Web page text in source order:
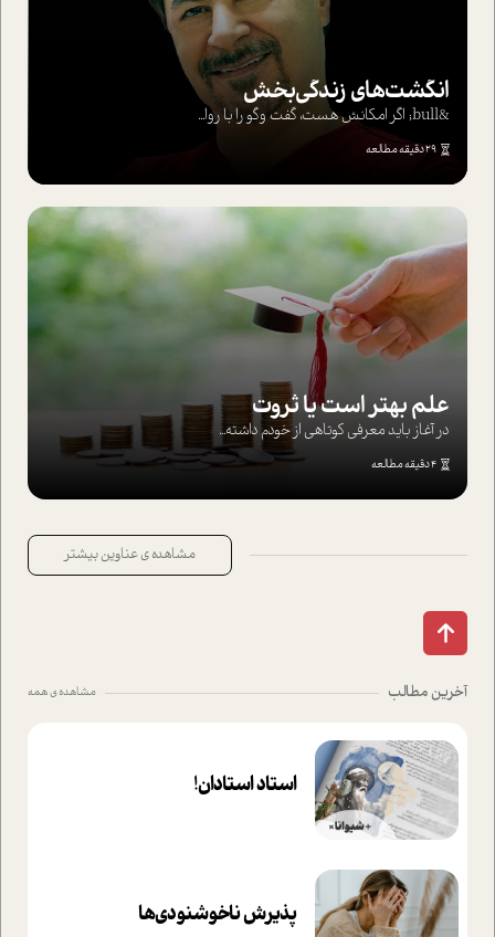
انگشت‌های‌ زندگی‌بخش
&bull; اگر امکانش هست، گفت وگو را با روا...
29 دقیقه مطالعه
علم بهتر است یا ثروت
در آغاز باید معرفی کوتاهی از خودم داشته...
4 دقیقه مطالعه
مشاهده ی عناوین بیشتر
آخرین مطالب مشاهده ی همه
استاد استادان!
پذیرش ناخوشنودی‌ها